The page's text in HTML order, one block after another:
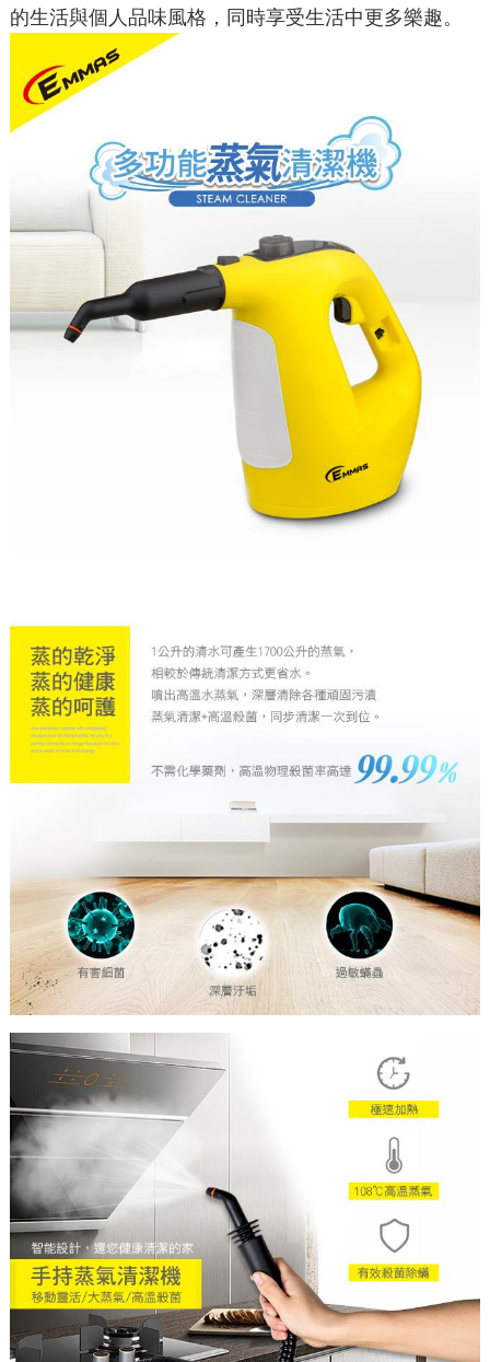
的生活與個人品味風格，同時享受生活中更多樂趣。